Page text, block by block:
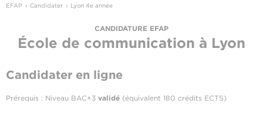
EFAP Candidater Lyon 4e année
CANDIDATURE EFAP
École de communication à Lyon
Candidater en ligne
Prérequis : Niveau BAC+3 validé (équivalent 180 crédits ECTS)